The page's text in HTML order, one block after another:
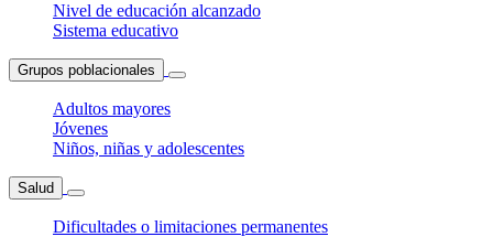
Nivel de educación alcanzado
Sistema educativo
Grupos poblacionales
Adultos mayores
Jóvenes
Niños, niñas y adolescentes
Salud
Dificultades o limitaciones permanentes